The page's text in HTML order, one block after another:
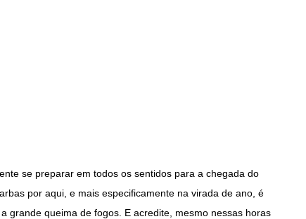
se preparar em todos os sentidos para a chegada do
por aqui, e mais especificamente na virada de ano, é
grande queima de fogos. E acredite, mesmo nessas horas